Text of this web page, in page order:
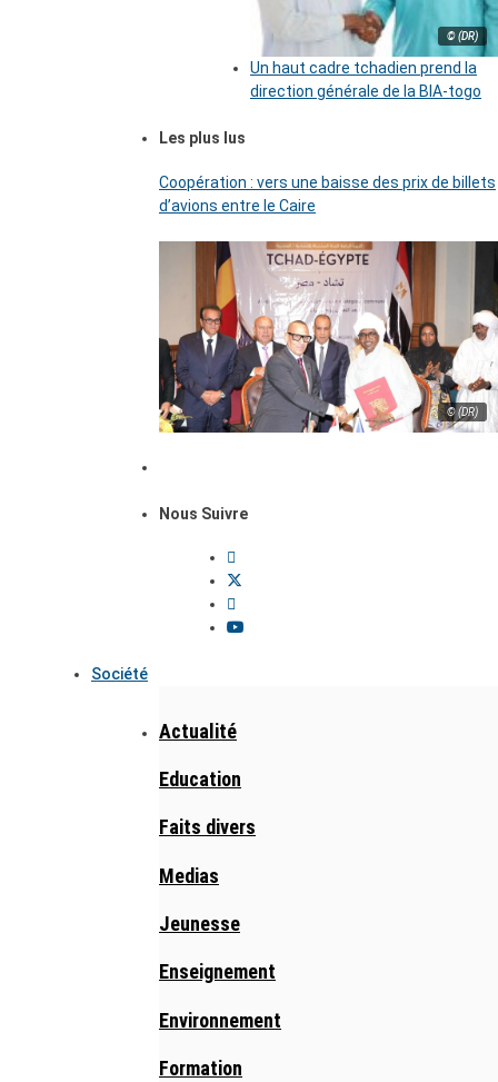
© (DR)
Un haut cadre tchadien prend la
direction générale de la BIA-togo
Les plus lus
Coopération : vers une baisse des prix de billets
d’avions entre le Caire
© (DR)
Nous Suivre
Société
Actualité
Education
Faits divers
Medias
Jeunesse
Enseignement
Environnement
Formation